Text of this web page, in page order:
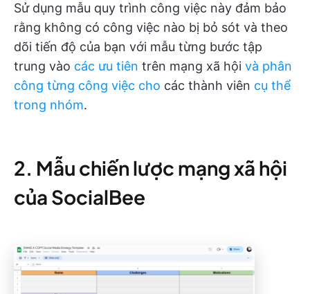
Sử dụng mẫu quy trình công việc này đảm bảo
rằng không có công việc nào bị bỏ sót và theo
dõi tiến độ của bạn với mẫu từng bước tập
trung vào các ưu tiên trên mạng xã hội và phân
công từng công việc cho các thành viên cụ thể
trong nhóm.
2. Mẫu chiến lược mạng xã hội
của SocialBee